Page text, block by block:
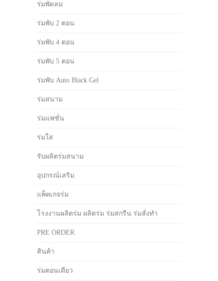
ร่มพัดลม
ร่มพับ 2 ตอน
ร่มพับ 4 ตอน
ร่มพับ 5 ตอน
ร่มพับ Auto Black Gel
ร่มสนาม
ร่มแฟชั่น
ร่มใส
รับผลิตร่มสนาม
อุปกรณ์เสริม
แพ็คเกจร่ม
โรงงานผลิตร่ม ผลิตร่ม ร่มสกรีน ร่มสั่งทำ
PRE ORDER
สินค้า
ร่มตอนเดียว